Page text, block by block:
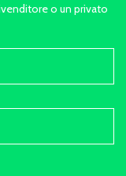
o un privato